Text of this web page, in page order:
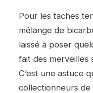
Pour les taches
mélange de
laissé à poser
fait des merveilles
C’est une astuce
collectionneurs